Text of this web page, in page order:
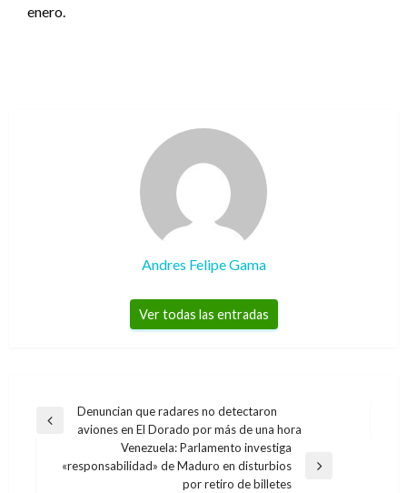
enero.
Andres Felipe Gama
Ver todas las entradas
Navegación
entradas
Entrada
Denuncian que radares no detectaron
aviones en El Dorado por más de una hora
Entrada
Venezuela: Parlamento investiga
«responsabilidad» de Maduro en disturbios
por retiro de billetes